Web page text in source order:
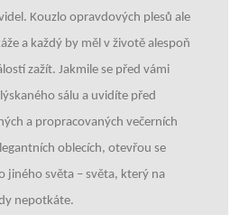
Kouzlo opravdových plesů ale
a každý by měl v životě alespoň
zažít. Jakmile se před vámi
sálu a uvidíte před
a propracovaných večerních
oblecích, otevřou se
jiného světa – světa, který na
nepotkáte.